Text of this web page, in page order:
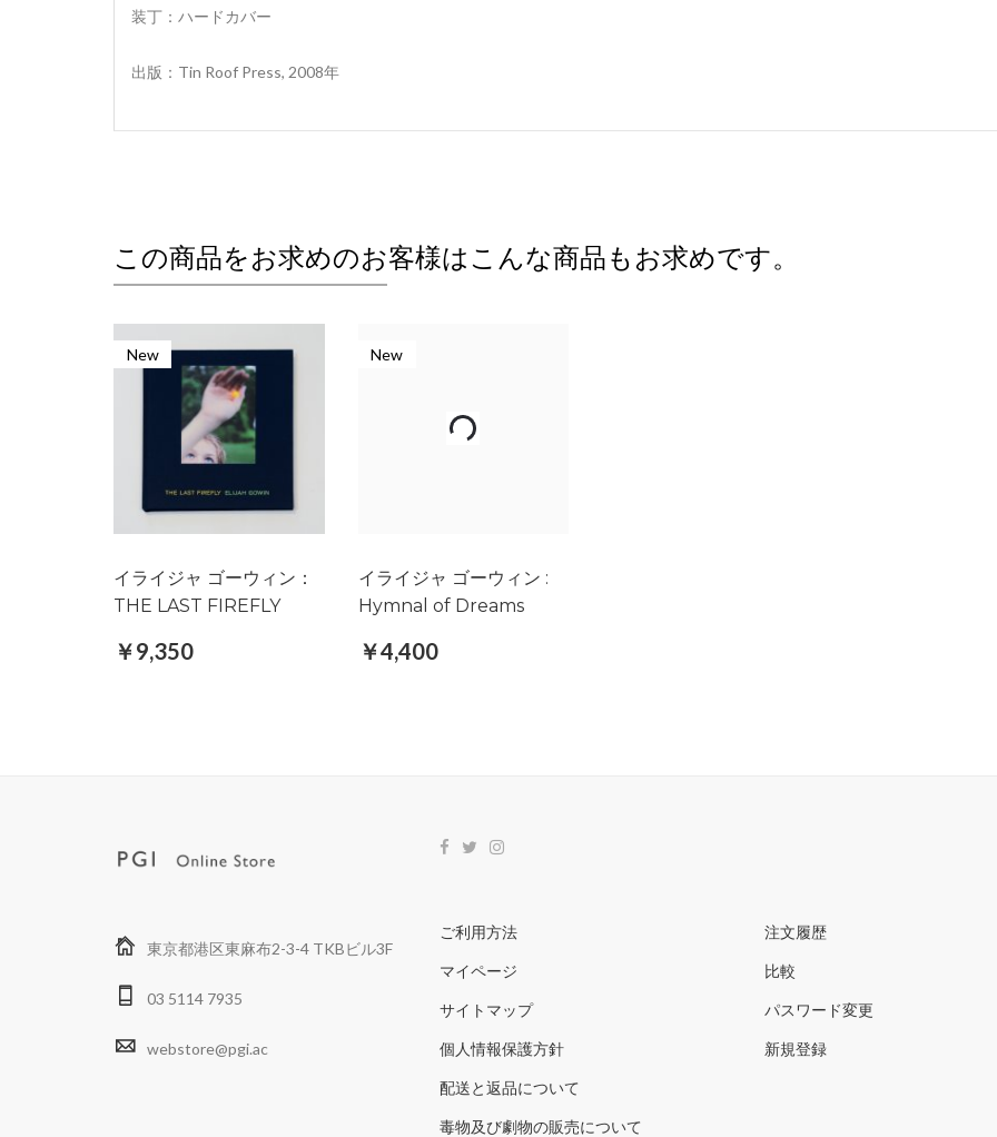
装丁：ハードカバー
出版：Tin Roof Press, 2008年
この商品をお求めのお客様はこんな商品もお求めです。
New
最小: 0購入単位: 0
イライジャ ゴーウィン：
THE LAST FIREFLY
￥9,350
New
イライジャ ゴーウィン :
Hymnal of Dreams
￥4,400
東京都港区東麻布2-3-4 TKBビル3F
03 5114 7935
webstore@pgi.ac
ご利用方法
マイページ
サイトマップ
個人情報保護方針
配送と返品について
毒物及び劇物の販売について
注文履歴
比較
パスワード変更
新規登録